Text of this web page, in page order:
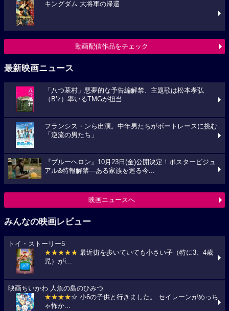
キングダム 大将軍の帰還
動画配信作品をチェック
最新映画ニュース
「八つ墓村」悪夢的な予告編解禁、主題歌は松本孝弘
（B’z）率いるTMGが担当
フランシス・ンら出演。中年男たちがボートレースに挑む
「逆流の男たち」
『ブルーヘロン』10月23日(金)公開決定！ポスタービジュ
アル&特報解禁―ある家族を巡る今...
映画ニュースへ
みんなの映画レビュー
トイ・ストーリー5
★★★★★ 最近街を歩いていても小さい子（特に3、4歳
児）がi...
映画ちいかわ 人魚の島のひみつ
★★★★☆ 小6の子供と行きました。 セイレーンがめっち
ゃ怖か...